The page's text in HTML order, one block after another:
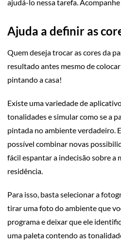
ajudá-lo nessa tarefa.
Ajuda a definir as
Quem deseja trocar as cores da
resultado antes mesmo de
pintando a casa!
Existe uma variedade de
tonalidades e simular como se a
pintada no ambiente verdadeiro.
possível combinar novas
fácil espantar a indecisão sobre a
residência.
Para isso, basta selecionar a
tirar uma foto do ambiente que
programa e deixar que ele
uma paleta contendo as